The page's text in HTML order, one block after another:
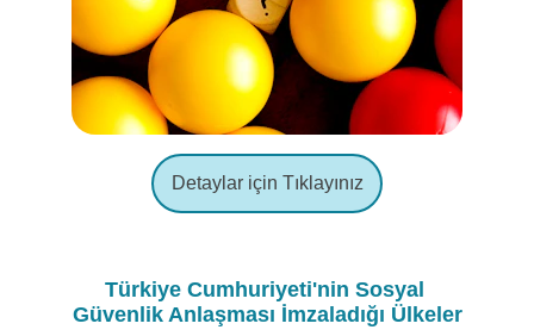
Detaylar için Tıklayınız
Türkiye Cumhuriyeti'nin Sosyal
Güvenlik Anlaşması İmzaladığı Ülkeler